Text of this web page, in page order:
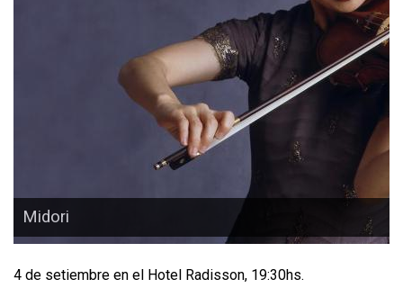
Midori
4 de setiembre en el Hotel Radisson, 19:30hs.